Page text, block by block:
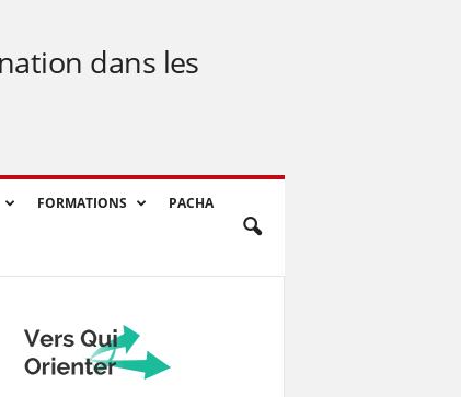
dans les
FORMATIONS PACHA